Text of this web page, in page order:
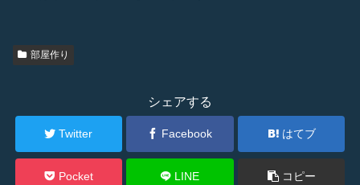
部屋作り
シェアする
Twitter Facebook はてブ
Pocket LINE コピー